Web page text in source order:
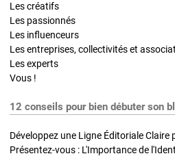
Les créatifs
Les passionnés
Les influenceurs
Les entreprises, collectivités et
Les experts
Vous !
12 conseils pour bien débuter son
Développez une Ligne Éditoriale Claire
Présentez-vous : L'Importance de